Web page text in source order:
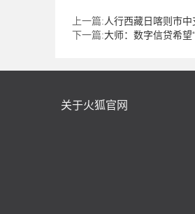
上一篇:人行西藏日喀则市
下一篇:大师：数字信贷希望
关于火狐官网